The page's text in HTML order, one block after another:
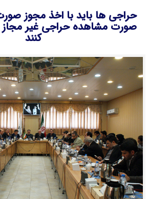
حراجی ها باید با اخذ مجوز
کنند